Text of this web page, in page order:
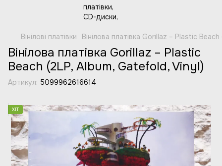
Вінілові платівки Вінілова платівка Gorillaz – Plastic
Вінілова платівка Gorillaz – Plastic
Beach (2LP, Album, Gatefold, Vinyl)
Артикул: 5099962616614
ХІТ